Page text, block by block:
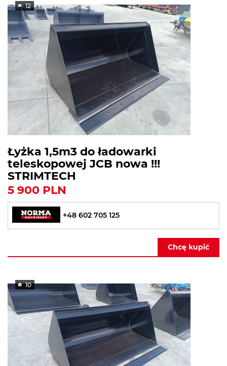
12
Łyżka 1,5m3 do ładowarki
teleskopowej JCB nowa !!!
STRIMTECH
5 900 PLN
+48 602 705 125
Chcę kupić
10